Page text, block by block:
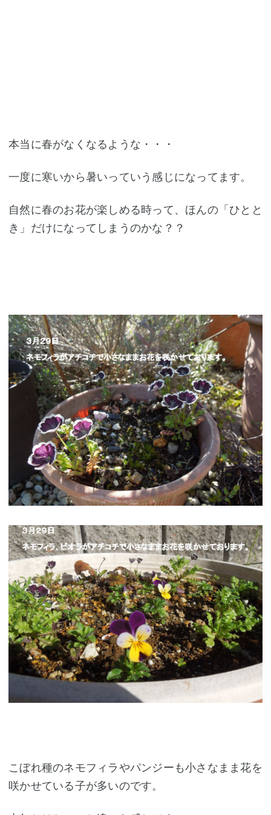
本当に春がなくなるような・・・
一度に寒いから暑いっていう感じになってます。
自然に春のお花が楽しめる時って、ほんの「ひとと
き」だけになってしまうのかな？？
こぼれ種のネモフィラやパンジーも小さなまま花を
咲かせている子が多いのです。